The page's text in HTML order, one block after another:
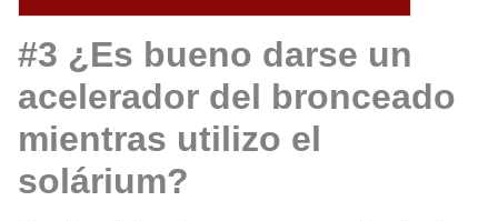
#3 ¿Es bueno darse un
acelerador del bronceado
mientras utilizo el
solárium?